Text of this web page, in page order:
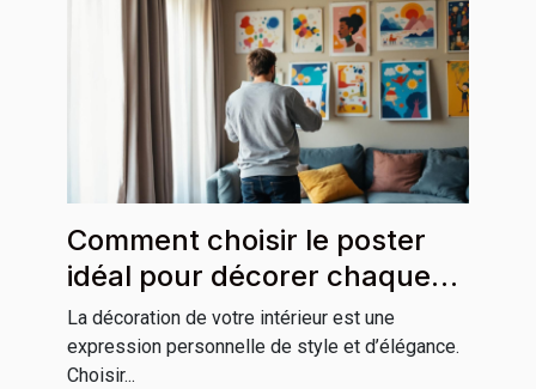
Comment choisir le poster
idéal pour décorer chaque
pièce de votre maison
La décoration de votre intérieur est une
expression personnelle de style et d’élégance.
Choisir...